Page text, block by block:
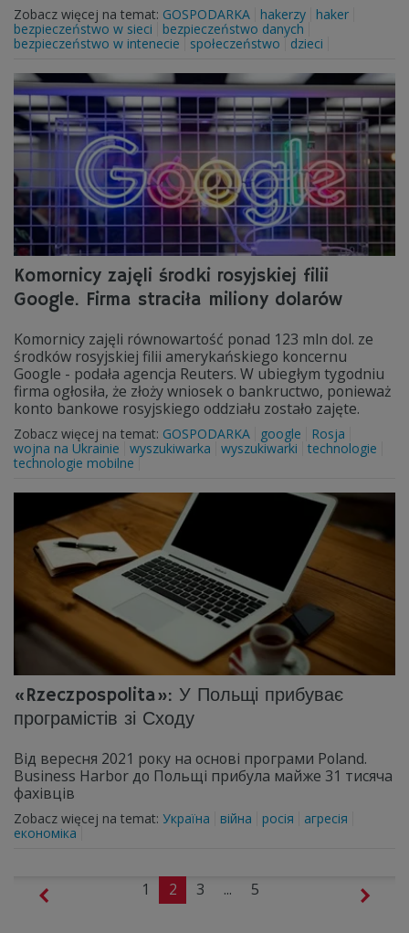
Zobacz więcej na temat: GOSPODARKA hakerzy
haker
bezpieczeństwo w sieci
bezpieczeństwo danych
bezpieczeństwo w intenecie
społeczeństwo dzieci
Komornicy zajęli środki rosyjskiej filii
Google. Firma straciła miliony dolarów
Komornicy zajęli równowartość ponad 123 mln dol. ze
środków rosyjskiej filii amerykańskiego koncernu
Google - podała agencja Reuters. W ubiegłym tygodniu
firma ogłosiła, że złoży wniosek o bankructwo, ponieważ
konto bankowe rosyjskiego oddziału zostało zajęte.
Zobacz więcej na temat: GOSPODARKA google
Rosja
wojna na Ukrainie
wyszukiwarka wyszukiwarki
technologie
technologie mobilne
«Rzeczpospolita»: У Польщі прибуває
програмістів зі Сходу
Від вересня 2021 року на основі програми Poland.
Business Harbor до Польщі прибула майже 31 тисяча
фахівців
Zobacz więcej na temat: Україна війна росія
агресія
економіка
1 2 3 ... 5